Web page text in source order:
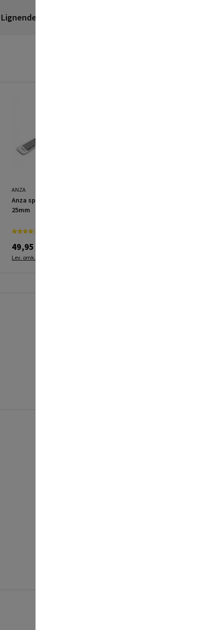
Lignende produkter
ANZA
Anza spartel m. skaft
25mm
49,95 kr.
Lev. omk. tillægges